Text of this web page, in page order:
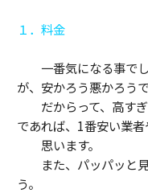
１．料金
一番気になる事でし
が、安かろう悪かろう
だからって、高すぎ
であれば、1番安い業
思います。
また、パッパッと見
う。